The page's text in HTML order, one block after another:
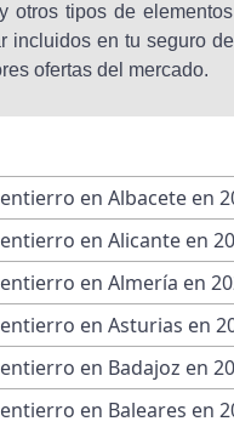
otros tipos de
incluidos en tu seguro
ofertas del mercado.
en Albacete en
en Alicante en
en Almería en
en Asturias en
en Badajoz en
en Baleares en